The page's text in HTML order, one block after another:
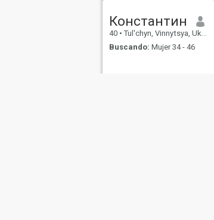
Константин
40 • Tul'chyn, Vinnytsya, Ukrania
Buscando: Mujer 34 - 46